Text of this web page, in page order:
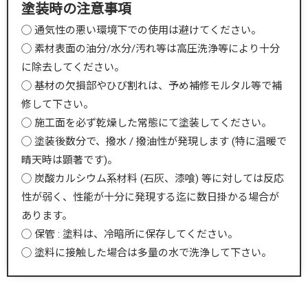
塗装時の注意事項
◯ 通気性の悪い環境下での使用は避けてください。
◯ 素材表面の油分/水分/汚れ等は高圧洗浄等により十分
に除去してください。
◯ 基材の欠損部やひび割れは、予め補修モルタル等で補
修して下さい。
◯ 施工面を必ず乾燥した常態にて塗装してください。
◯ 塗装後数分で、撥水 / 撥油性が発現します (特に温暖で
晴天時は顕著です)。
◯ 炭酸カルシウム系材料 (石灰、漆喰) 等に対しては反応
性が弱く、性能が十分に発現する迄に数日掛かる場合が
あります。
◯ 保管 : 塗料は、冷暗所に保存してください。
◯ 塗料に接触した場合は多量の水で洗浄して下さい。